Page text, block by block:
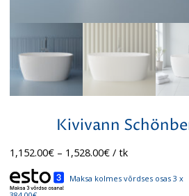
Kivivann
1,152.00€ – 1,528.00€Hinnavahemik:
kuni
/ tk
Maksa kolmes võrdses osas 3 x